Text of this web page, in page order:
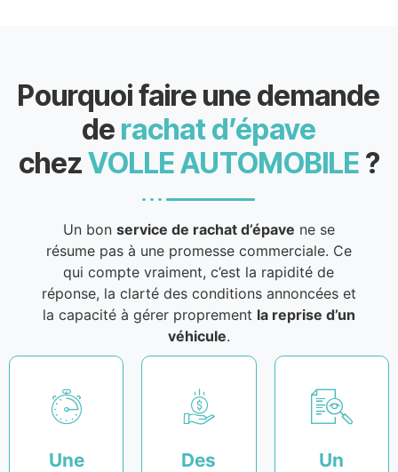
Pourquoi faire une demande
de rachat d’épave
chezVOLLE AUTOMOBILE ?
Un bon service de rachat d’épave ne se
résume pas à une promesse commerciale. Ce
qui compte vraiment, c’est la rapidité de
réponse, la clarté des conditions annoncées et
la capacité à gérer proprement la reprise d’un
véhicule.
Une
Des
Un